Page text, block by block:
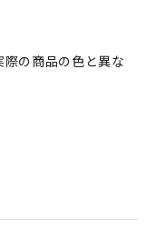
の商品の色と異な